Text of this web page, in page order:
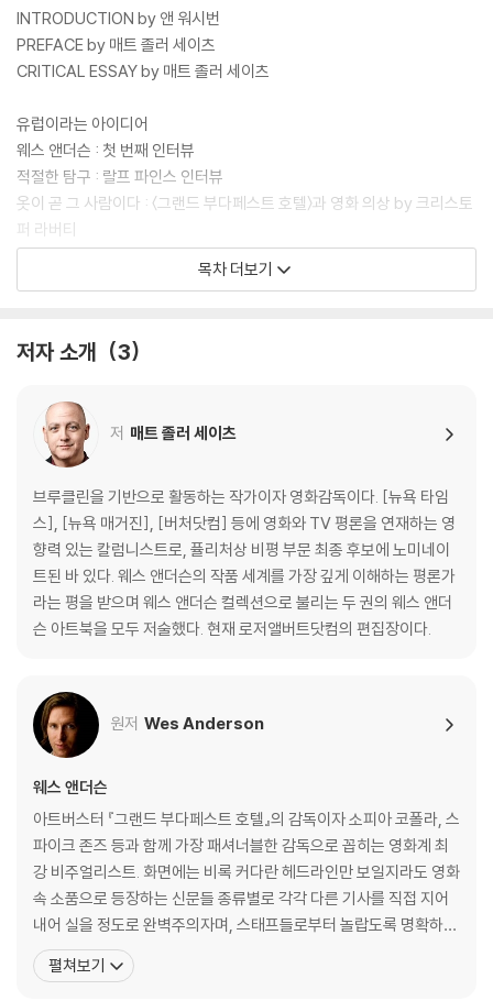
INTRODUCTION by 앤 워시번
PREFACE by 매트 졸러 세이츠
CRITICAL ESSAY by 매트 졸러 세이츠
유럽이라는 아이디어
웨스 앤더슨 : 첫 번째 인터뷰
적절한 탐구 : 랄프 파인스 인터뷰
옷이 곧 그 사람이다 : 〈그랜드 부다페스트 호텔〉과 영화 의상 by 크리스토
퍼 라버티
웨스 앤더슨 스타일 : 밀레나 카노네로 인터뷰
장소와 사람과 이야기 : 〈그랜드 부다페스트 호텔〉의 음악 by 올리비아 콜
친밀한 소리 : 알렉상드르 데스플라 인터뷰
드넓은 무대 : 〈그랜드 부다페스트 호텔〉의 프로덕션 디자인 by 스티븐 분
기차를 계속 달리게 하기 : 아담 슈토크하우젠 인터뷰
알곤퀸 호텔에서
웨스 앤더슨 : 세 번째 인터뷰
어제의 세계들 by 알리 아리칸
슈테판 츠바이크 : 발췌
완전히 다른 요소 : 로버트 D. 예먼 인터뷰
십자 펜 협회
옮긴이의 말
감사의 말
목차 더보기
저자 소개 3
저 매트 졸러 세이츠
브루클린을 기반으로 활동하는 작가이자 영화감독이다. [뉴욕 타임
스], [뉴욕 매거진], [버처닷컴] 등에 영화와 TV 평론을 연재하는 영
향력 있는 칼럼니스트로, 퓰리처상 비평 부문 최종 후보에 노미네이
트된 바 있다. 웨스 앤더슨의 작품 세계를 가장 깊게 이해하는 평론가
라는 평을 받으며 웨스 앤더슨 컬렉션으로 불리는 두 권의 웨스 앤더
슨 아트북을 모두 저술했다. 현재 로저앨버트닷컴의 편집장이다.
원저 Wes Anderson
웨스 앤더슨
아트버스터 『그랜드 부다페스트 호텔』의 감독이자 소피아 코폴라, 스
파이크 존즈 등과 함께 가장 패셔너블한 감독으로 꼽히는 영화계 최
강 비주얼리스트. 화면에는 비록 커다란 헤드라인만 보일지라도 영화
속 소품으로 등장하는 신문들 종류별로 각각 다른 기사를 직접 지어
내어 실을 정도로 완벽주의자며, 스태프들로부터 놀랍도록 명확하고
세심한 디렉션을 주는 ‘엄청나게’ 꼼꼼한 사람이라는 평을 받는다. 20
12 남성 패션지 GQ가 선정한 베스트드레서 25인이기도 한 그는 촬
펼쳐보기